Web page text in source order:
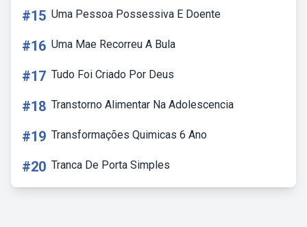
#15 Uma Pessoa Possessiva E Doente
#16 Uma Mae Recorreu A Bula
#17 Tudo Foi Criado Por Deus
#18 Transtorno Alimentar Na Adolescencia
#19 Transformações Quimicas 6 Ano
#20 Tranca De Porta Simples